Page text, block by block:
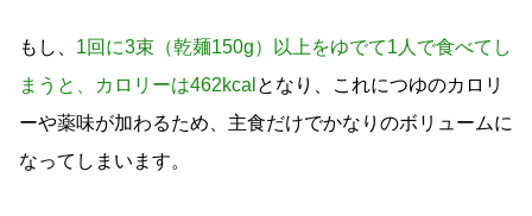
もし、 1回に3束（乾麺150g）以上をゆでて1人で食べてし
まうと、カロリーは462kcal となり、これにつゆのカロリ
ーや薬味が加わるため、主食だけでかなりのボリュームに
なってしまいます。